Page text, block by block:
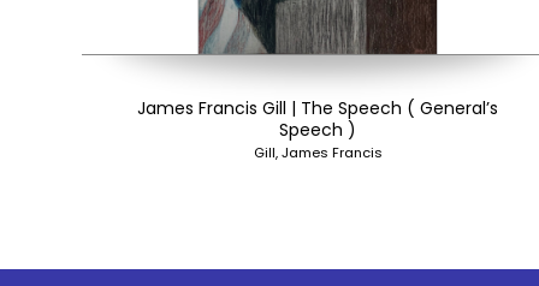
James Francis Gill | The Speech ( General’s
Speech )
Gill, James Francis